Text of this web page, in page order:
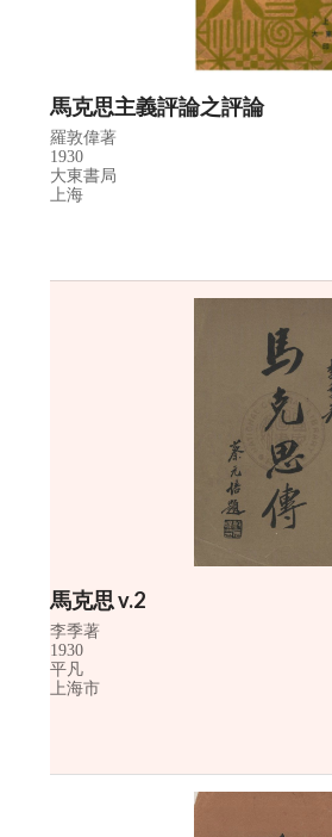
馬克思主義評論之評論
羅敦偉著
1930
大東書局
上海
馬克思 v.2
李季著
1930
平凡
上海市